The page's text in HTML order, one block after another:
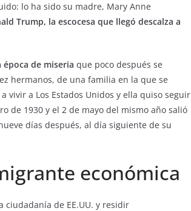
lo ha sido su madre, Mary Anne
Trump, la escocesa que llegó descalza a
época de miseria que poco después se
hermanos, de una familia en la que se
vivir a Los Estados Unidos y ella quiso seguir
de 1930 y el 2 de mayo del mismo año salió
días después, al día siguiente de su
económica
ciudadanía de EE.UU. y residir